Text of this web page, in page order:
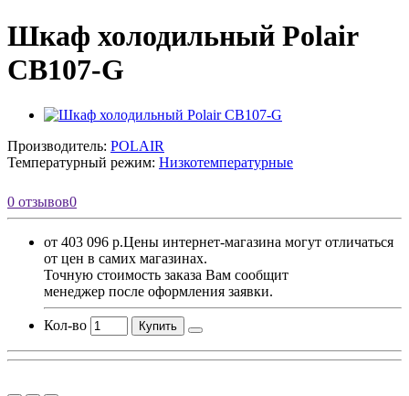
Шкаф холодильный Polair
CB107-G
Производитель: POLAIR
Температурный режим: Низкотемпературные
0 отзывов0
от 403 096 р.Цены интернет-магазина могут отличаться
от цен в самих магазинах.
Точную стоимость заказа Вам сообщит
менеджер после оформления заявки.
Кол-во Купить